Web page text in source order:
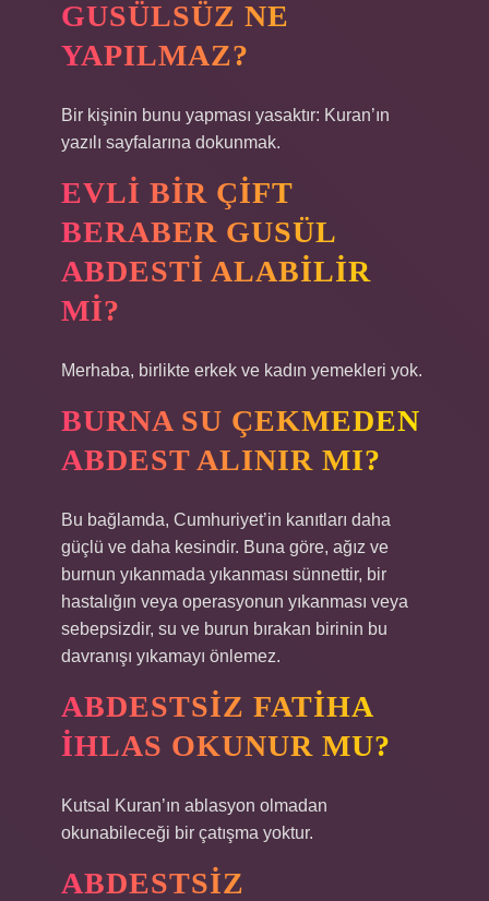
GUSÜLSÜZ NE
YAPILMAZ?
Bir kişinin bunu yapması yasaktır: Kuran’ın
yazılı sayfalarına dokunmak.
EVLI BIR ÇIFT
BERABER GUSÜL
ABDESTI ALABILIR
MI?
Merhaba, birlikte erkek ve kadın yemekleri yok.
BURNA SU ÇEKMEDEN
ABDEST ALINIR MI?
Bu bağlamda, Cumhuriyet’in kanıtları daha
güçlü ve daha kesindir. Buna göre, ağız ve
burnun yıkanmada yıkanması sünnettir, bir
hastalığın veya operasyonun yıkanması veya
sebepsizdir, su ve burun bırakan birinin bu
davranışı yıkamayı önlemez.
ABDESTSIZ FATIHA
İHLAS OKUNUR MU?
Kutsal Kuran’ın ablasyon olmadan
okunabileceği bir çatışma yoktur.
ABDESTSIZ